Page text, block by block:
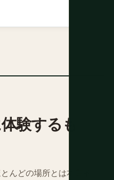
験するも
んどの場所とは本質的に